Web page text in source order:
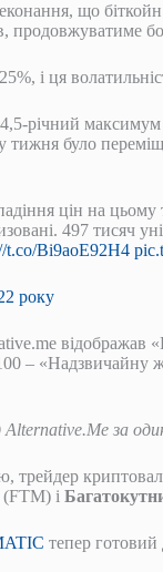
що
продовжуватиме
і ця
річний
тижня було
цін на
497 тисяч
t.co/Bi9aoE92H4
року
відображав
– «Надзвичайну
за
трейдер
(FTM) і
тепер